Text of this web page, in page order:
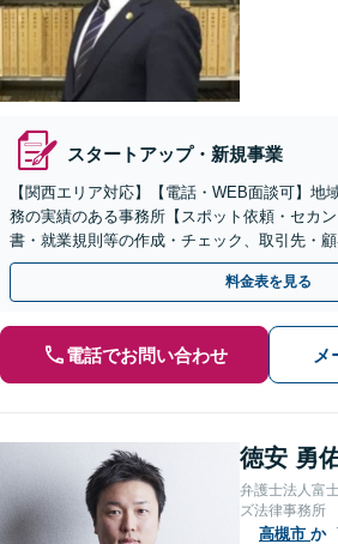
スタートアップ・新規事業
【関西エリア対応】【電話・WEB面談可】地
務の実績のある事務所【スポット依頼・セカ
書・就業規則等の作成・チェック、取引先・
お気軽にご相談ください【事前予約で休日・
料金表を見る
電話でお問い合わせ メ
徳安 勇
弁護士法人富
ズ法律事務所
高槻市 か